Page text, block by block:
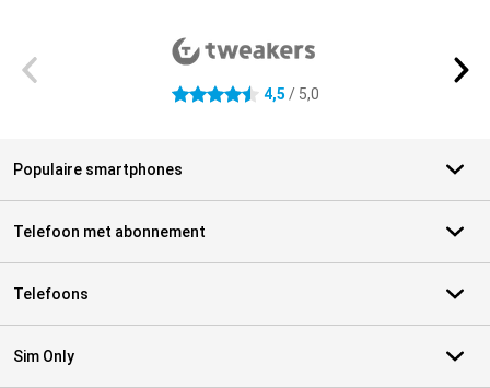
4.5 sterren 4,5 / 5,0
Populaire smartphones
Telefoon met abonnement
Telefoons
Sim Only